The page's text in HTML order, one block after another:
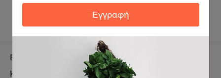
Brand:
Κατηγορία:
Ατομική περιποίηση & συμπληρώματα
Εγγραφή